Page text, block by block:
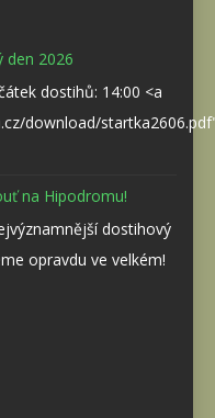
den 2026
dostihů: 14:00 <a
download/
na Hipodromu!
dostihový
opravdu ve velkém!